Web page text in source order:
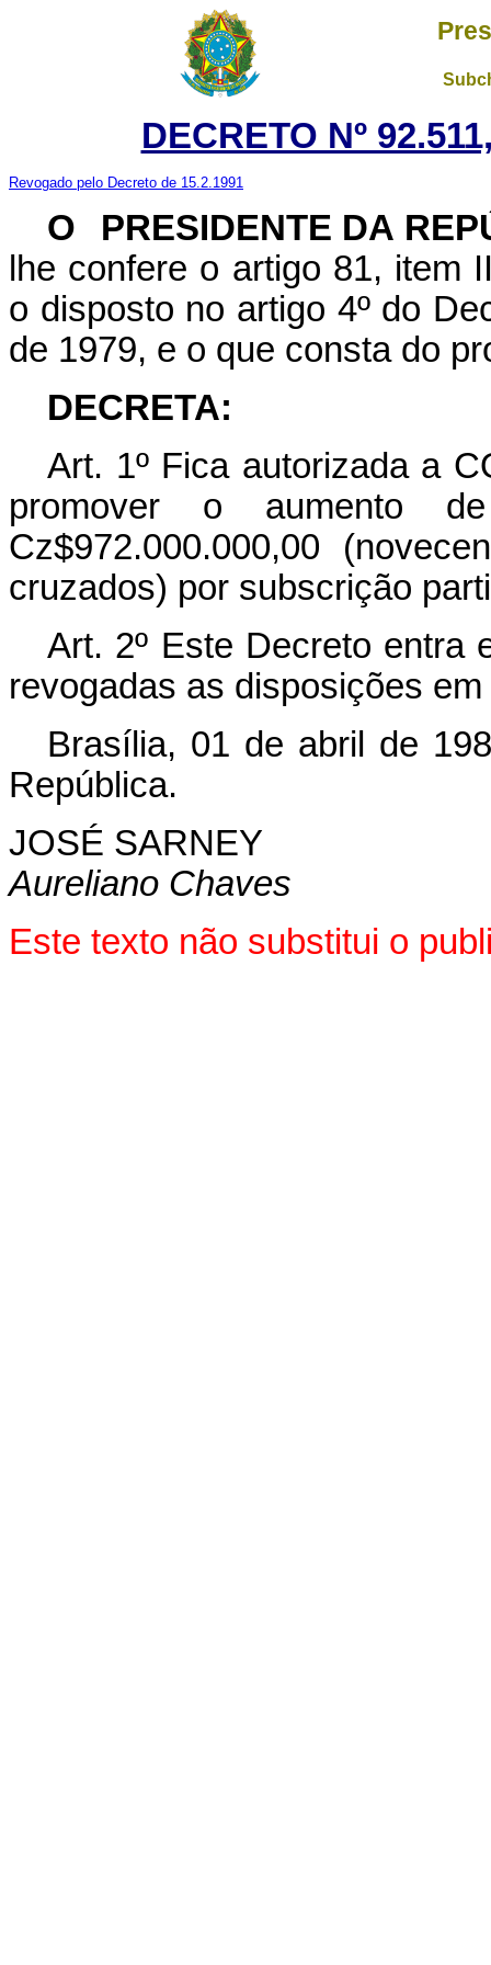
DECRETO Nº
Revogado pelo Decreto de 15.2.1991
O
PRESIDENTE DA
lhe confere o artigo 81, item
o disposto no artigo 4º do
de 1979, e o que consta do
DECRETA:
Art. 1º Fica autorizada a
promover o aumento
Cz$972.000.000,00
cruzados) por subscrição
Art. 2º Este Decreto entra
revogadas as disposições
Brasília, 01 de abril de
República.
JOSÉ SARNEY
Aureliano Chaves
Este texto não substitui o